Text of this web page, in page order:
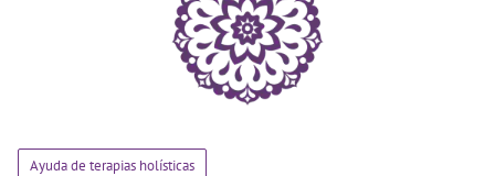
Ayuda de terapias holísticas